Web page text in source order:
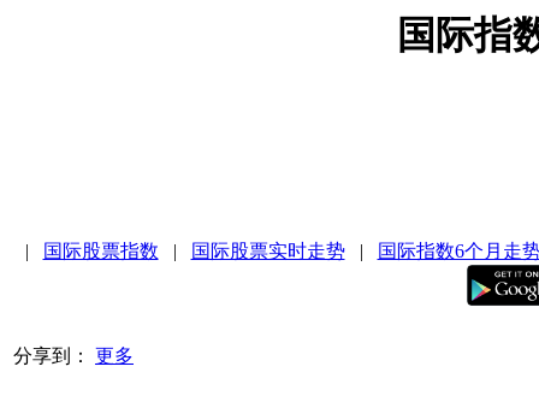
国际指
| 国际股票指数 | 国际股票实时走势| 国际指数6个月走
分享到： 更多